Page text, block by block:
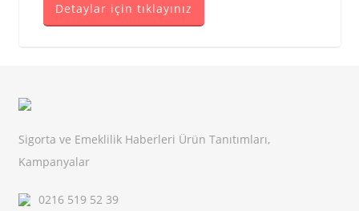
Detaylar için tıklayınız
Sigorta ve Emeklilik Haberleri Ürün Tanıtımları,
Kampanyalar
0216 519 52 39